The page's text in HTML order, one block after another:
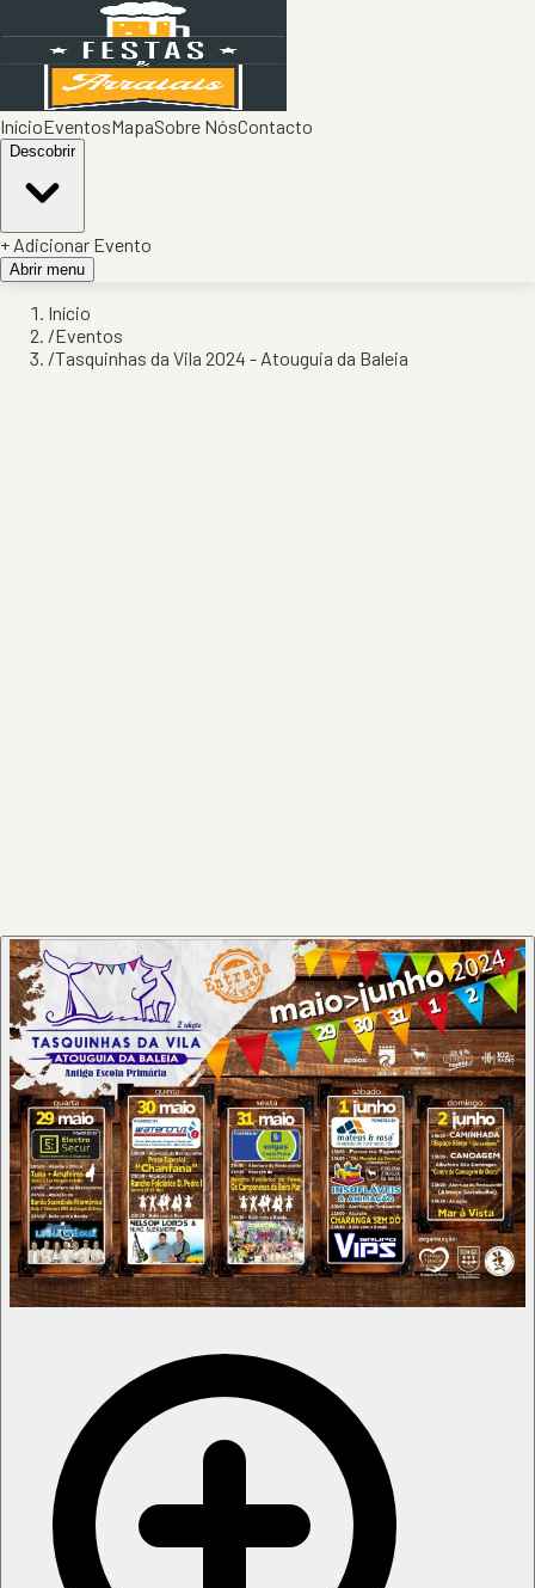
InícioEventosMapaSobre NósContacto
Descobrir
+ Adicionar Evento
Abrir menu
Início
/Eventos
/Tasquinhas da Vila 2024 - Atouguia da Baleia